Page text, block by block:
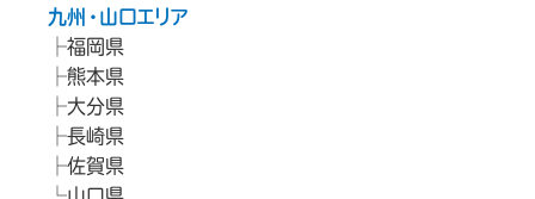
九州・山口エリア
福岡県
熊本県
大分県
長崎県
佐賀県